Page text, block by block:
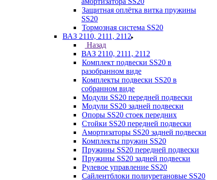
Защитная оплётка витка пружины
SS20
Тормозная система SS20
ВАЗ 2110, 2111, 2112
Назад
ВАЗ 2110, 2111, 2112
Комплект подвески SS20 в
разобранном виде
Комплекты подвески SS20 в
собранном виде
Модули SS20 передней подвески
Модули SS20 задней подвески
Опоры SS20 стоек передних
Стойки SS20 передней подвески
Амортизаторы SS20 задней подвески
Комплекты пружин SS20
Пружины SS20 передней подвески
Пружины SS20 задней подвески
Рулевое управление SS20
Сайлентблоки полиуретановые SS20